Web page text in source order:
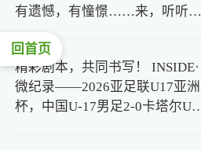
回首页
有遗憾，有憧憬……来，听听他
精彩剧本，共同书写！ INSIDE·
微纪录——2026亚足联U17亚洲
杯，中国U-17男足2-0卡塔尔U-